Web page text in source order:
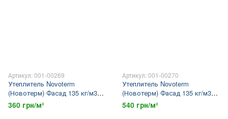
Артикул: 001-00269
Утеплитель Novoterm
(Новотерм) Фасад 135 кг/м3
100х600х1000 мм
360 грн/м²
Артикул: 001-00270
Утеплитель Novoterm
(Новотерм) Фасад 135 кг/м3
150х600х1000 мм
540 грн/м²